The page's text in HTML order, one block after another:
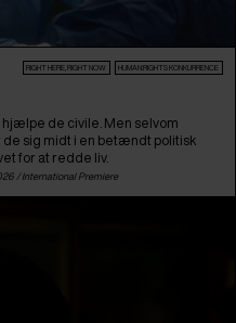
RIGHT HERE, RIGHT NOW HUMAN:RIGHTS KONKURRENCE
de civile. Men selvom
sig midt i en betændt politisk
for at redde liv.
/ International Premiere